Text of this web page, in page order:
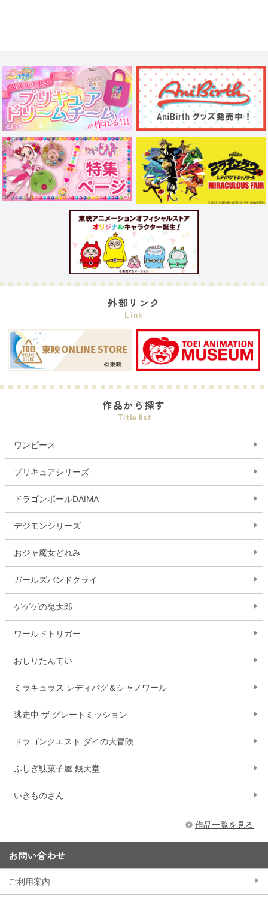
外部リンク
Link
作品から探す
Title list
ワンピース
プリキュアシリーズ
ドラゴンボールDAIMA
デジモンシリーズ
おジャ魔女どれみ
ガールズバンドクライ
ゲゲゲの鬼太郎
ワールドトリガー
おしりたんてい
ミラキュラス レディバグ＆シャノワール
逃走中 ザ グレートミッション
ドラゴンクエスト ダイの大冒険
ふしぎ駄菓子屋 銭天堂
いきものさん
作品一覧を見る
お問い合わせ
ご利用案内